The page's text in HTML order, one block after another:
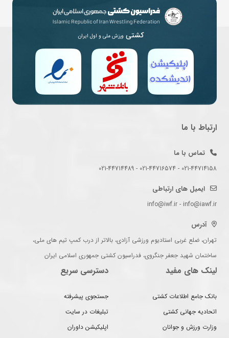
کشتی ورزش ملی و اول ایران
ارتباط با ما
تماس با ما
021-44714158 - 021-44716574 - 021-44714489
ایمیل های ارتباطی
info@iwf.ir - info@iawf.ir
آدرس
تهران، ضلع غربی استادیوم ورزشی آزادی، بالاتر از درب کمپ تیم های ملی،
ساختمان شهید جعفر جنگروی، فدراسیون کشتی جمهوری اسلامی ایران
لینک های مفید
بانک جامع اطلاعات کشتی
اتحادیه جهانی کشتی
وزارت ورزش و جوانان
دسترسی سریع
جستجوی پیشرفته
تبلیغات در سایت
اپلیکیشن داوران